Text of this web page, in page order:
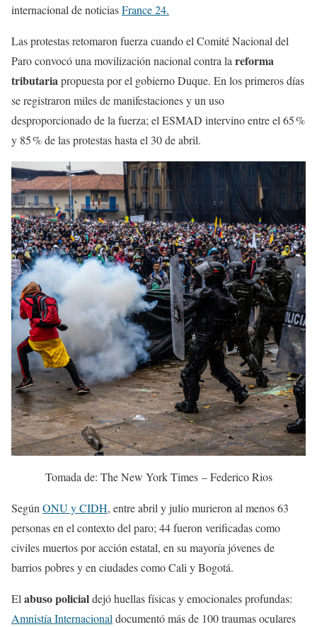
internacional de noticiasFrance 24.
Las protestas retomaron fuerza cuando el Comité Nacional del
Paro convocó una movilización nacional contra lareforma
tributariapropuesta por el gobierno Duque. En los primeros días
se registraron miles de manifestaciones y un uso
desproporcionado de la fuerza; el ESMAD intervino entre el 65 %
y 85 % de las protestas hasta el 30 de abril.
Tomada de: The New York Times – Federico Rios
SegúnONU y CIDH, entre abril y julio murieron al menos 63
personas en el contexto del paro; 44 fueron verificadas como
civiles muertos por acción estatal, en su mayoría jóvenes de
barrios pobres y en ciudades como Cali y Bogotá.
Elabuso policialdejó huellas físicas y emocionales profundas:
Amnistía Internacionaldocumentó más de 100 traumas oculares